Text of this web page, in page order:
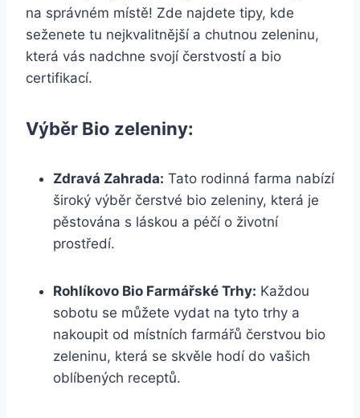
⁤na správném místě! Zde najdete tipy, kde​
seženete tu nejkvalitnější a chutnou zeleninu,
která vás nadchne svojí čerstvostí a bio
certifikací.
Výběr Bio ‍zeleniny:
Zdravá Zahrada: Tato ⁢rodinná farma nabízí
široký výběr čerstvé bio zeleniny,‌ která je
pěstována s láskou a péčí o životní
prostředí.
Rohlíkovo ⁤Bio Farmářské Trhy: Každou
sobotu se ⁢můžete vydat na tyto trhy a
nakoupit od místních farmářů čerstvou bio
zeleninu, která se skvěle hodí do vašich⁣
oblíbených receptů.